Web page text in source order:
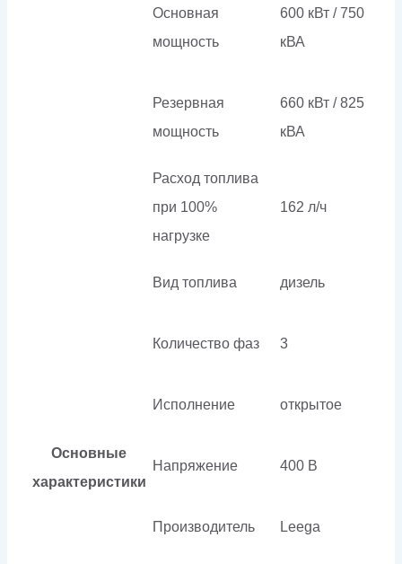
Основные
характеристики
Основная
мощность
600 кВт / 750
кВА
Резервная
мощность
660 кВт / 825
кВА
Расход топлива
при 100%
нагрузке
162 л/ч
Вид топлива дизель
Количество фаз 3
Исполнение открытое
Напряжение 400 В
Производитель Leega